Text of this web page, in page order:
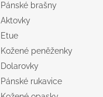
Pánské brašny
Aktovky
Etue
Kožené peněženky
Dolarovky
Pánské rukavice